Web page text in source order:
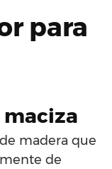
para
maciza
madera que
de